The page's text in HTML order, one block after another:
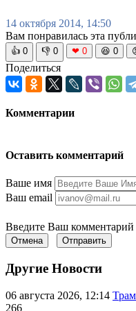
14 октября 2014, 14:50
Вам понравилась эта
👍 0 👎 0 ❤ 0 😆 0
Поделиться
Комментарии
Оставить комментарий
Ваше имя
Ваш email
Введите Ваш комментарий
Отмена Отправить
Другие Новости
06 августа 2026, 12:14
266